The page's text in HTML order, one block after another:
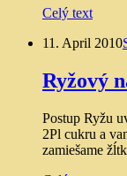
Celý text
11. April 2010
Ryžový
Postup Ryžu
2Pl cukru a
zamiešame